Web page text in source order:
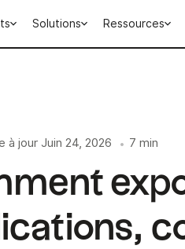
Solutions Ressources
à jour Juin 24, 2026 • 7 min